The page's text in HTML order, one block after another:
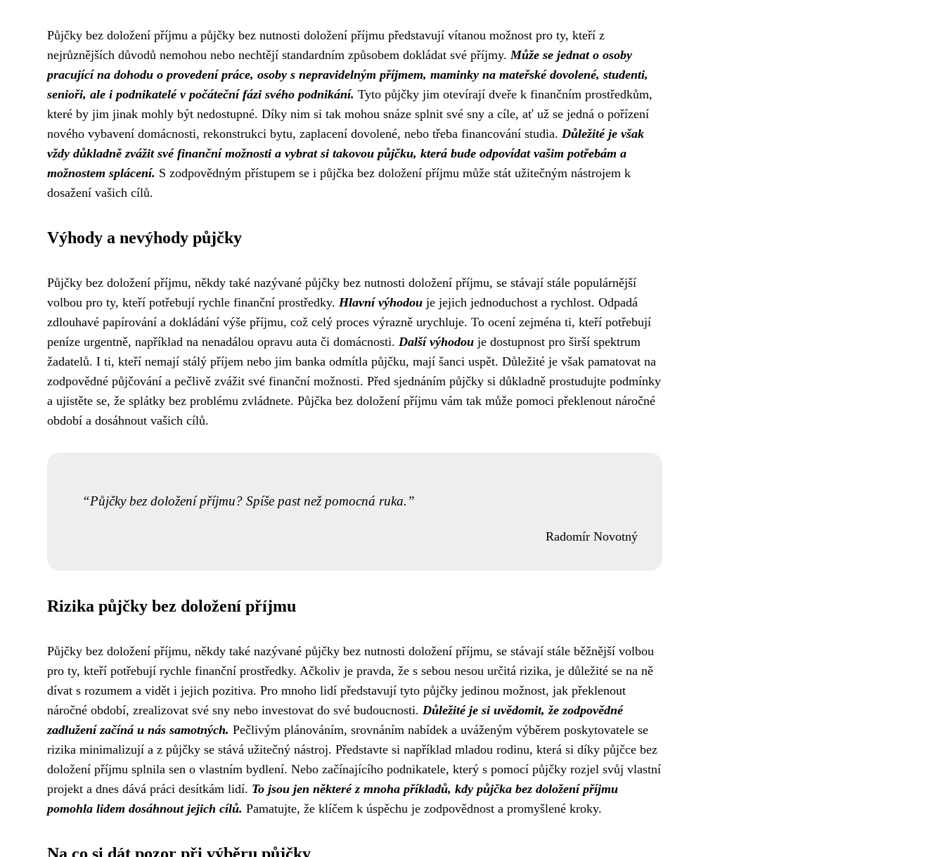
Půjčky bez doložení příjmu a půjčky bez nutnosti doložení příjmu představují vítanou možnost pro ty, kteří z
nejrůznějších důvodů nemohou nebo nechtějí standardním způsobem dokládat své příjmy.Může se jednat o osoby
pracující na dohodu o provedení práce, osoby s nepravidelným příjmem, maminky na mateřské dovolené, studenti,
senioři, ale i podnikatelé v počáteční fázi svého podnikání. Tyto půjčky jim otevírají dveře k finančním prostředkům,
které by jim jinak mohly být nedostupné. Díky nim si tak mohou snáze splnit své sny a cíle, ať už se jedná o pořízení
nového vybavení domácnosti, rekonstrukci bytu, zaplacení dovolené, nebo třeba financování studia. Důležité je však
vždy důkladně zvážit své finanční možnosti a vybrat si takovou půjčku, která bude odpovídat vašim potřebám a
možnostem splácení. S zodpovědným přístupem se i půjčka bez doložení příjmu může stát užitečným nástrojem k
dosažení vašich cílů.
Výhody a nevýhody půjčky
Půjčky bez doložení příjmu, někdy také nazývané půjčky bez nutnosti doložení příjmu, se stávají stále populárnější
volbou pro ty, kteří potřebují rychle finanční prostředky. Hlavní výhodou je jejich jednoduchost a rychlost. Odpadá
zdlouhavé papírování a dokládání výše příjmu, což celý proces výrazně urychluje. To ocení zejména ti, kteří potřebují
peníze urgentně, například na nenadálou opravu auta či domácnosti. Další výhodou je dostupnost pro širší spektrum
žadatelů. I ti, kteří nemají stálý příjem nebo jim banka odmítla půjčku, mají šanci uspět. Důležité je však pamatovat na
zodpovědné půjčování a pečlivě zvážit své finanční možnosti. Před sjednáním půjčky si důkladně prostudujte podmínky
a ujistěte se, že splátky bez problému zvládnete. Půjčka bez doložení příjmu vám tak může pomoci překlenout náročné
období a dosáhnout vašich cílů.
Půjčky bez doložení příjmu? Spíše past než pomocná ruka.
Radomír Novotný
Rizika půjčky bez doložení příjmu
Půjčky bez doložení příjmu, někdy také nazývané půjčky bez nutnosti doložení příjmu, se stávají stále běžnější volbou
pro ty, kteří potřebují rychle finanční prostředky. Ačkoliv je pravda, že s sebou nesou určitá rizika, je důležité se na ně
dívat s rozumem a vidět i jejich pozitiva. Pro mnoho lidí představují tyto půjčky jedinou možnost, jak překlenout
náročné období, zrealizovat své sny nebo investovat do své budoucnosti. Důležité je si uvědomit, že zodpovědné
zadlužení začíná u nás samotných. Pečlivým plánováním, srovnáním nabídek a uváženým výběrem poskytovatele se
rizika minimalizují a z půjčky se stává užitečný nástroj. Představte si například mladou rodinu, která si díky půjčce bez
doložení příjmu splnila sen o vlastním bydlení. Nebo začínajícího podnikatele, který s pomocí půjčky rozjel svůj vlastní
projekt a dnes dává práci desítkám lidí. To jsou jen některé z mnoha příkladů, kdy půjčka bez doložení příjmu
pomohla lidem dosáhnout jejich cílů. Pamatujte, že klíčem k úspěchu je zodpovědnost a promyšlené kroky.